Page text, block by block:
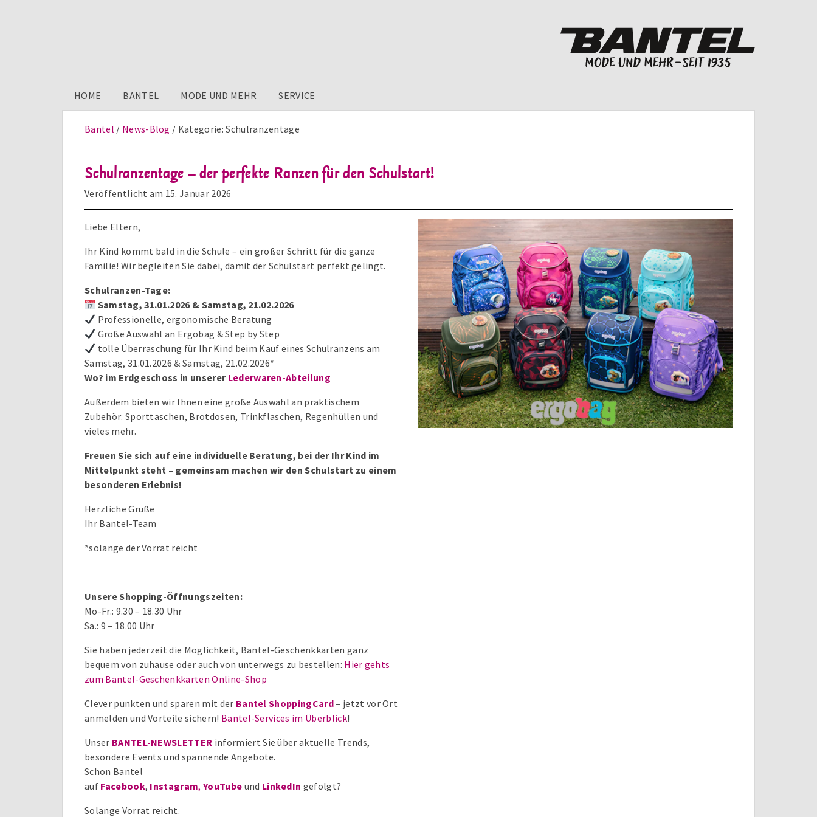
HOME BANTEL MODE UND MEHR SERVICE
Bantel News-Blog Kategorie:Schulranzentage
Schulranzentage – der perfekte Ranzen für den Schulstart!
Veröffentlicht am 15. Januar 2026
Liebe Eltern,
Ihr Kind kommt bald in die Schule – ein großer Schritt für die ganze
Familie! Wir begleiten Sie dabei, damit der Schulstart perfekt gelingt.
Schulranzen-Tage:
Samstag, 31.01.2026 & Samstag, 21.02.2026
Professionelle, ergonomische Beratung
Große Auswahl an Ergobag & Step by Step
tolle Überraschung für Ihr Kind beim Kauf eines Schulranzens am
Samstag, 31.01.2026 & Samstag, 21.02.2026*
Wo? im Erdgeschoss in unserer Lederwaren-Abteilung
Außerdem bieten wir Ihnen eine große Auswahl an praktischem
Zubehör: Sporttaschen, Brotdosen, Trinkflaschen, Regenhüllen und
vieles mehr.
Freuen Sie sich auf eine individuelle Beratung, bei der Ihr Kind im
Mittelpunkt steht – gemeinsam machen wir den Schulstart zu einem
besonderen Erlebnis!
Herzliche Grüße
Ihr Bantel-Team
*solange der Vorrat reicht
Unsere Shopping-Öffnungszeiten:
Mo-Fr.: 9.30 – 18.30 Uhr
Sa.: 9 – 18.00 Uhr
Sie haben jederzeit die Möglichkeit, Bantel-Geschenkkarten ganz
bequem von zuhause oder auch von unterwegs zu bestellen: Hier gehts
zum Bantel-Geschenkkarten Online-Shop
Clever punkten und sparen mit der Bantel ShoppingCard– jetzt vor Ort
anmelden und Vorteile sichern! Bantel-Services im Überblick!
Unser BANTEL-NEWSLETTER informiert Sie über aktuelle Trends,
besondere Events und spannende Angebote.
Schon Bantel
auf Facebook, Instagram,YouTube und LinkedIn gefolgt?
Solange Vorrat reicht.